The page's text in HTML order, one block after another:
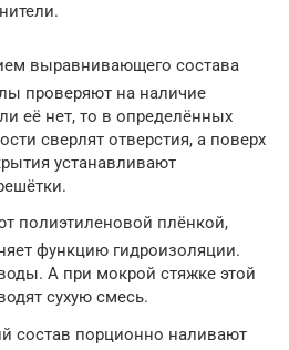
выравнивающего состава
проверяют на наличие
её нет, то в определённых
сверлят отверстия, а поверх
устанавливают
полиэтиленовой плёнкой,
функцию гидроизоляции.
А при мокрой стяжке этой
сухую смесь.
состав порционно наливают